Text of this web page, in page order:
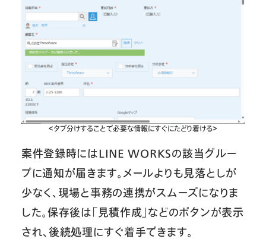
＜タブ分けすることで必要な情報にすぐにたどり着ける＞
案件登録時にはLINE WORKSの該当グルー
プに通知が届きます。メールよりも見落としが
少なく、現場と事務の連携がスムーズになりま
した。保存後は「見積作成」などのボタンが表示
され、後続処理にすぐ着手できます。